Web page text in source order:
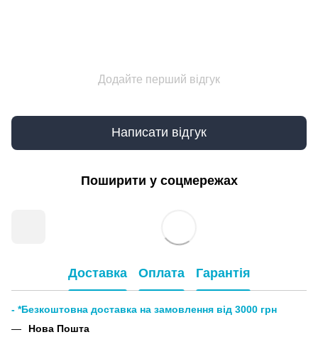
Додайте перший відгук
Написати відгук
Поширити у соцмережах
Доставка Оплата Гарантія
- *Безкоштовна доставка на замовлення від 3000 грн
Нова Пошта